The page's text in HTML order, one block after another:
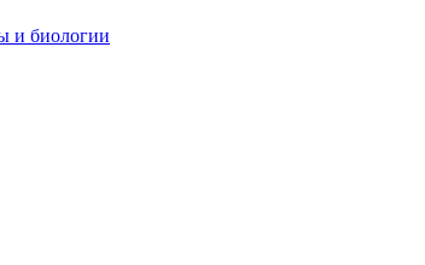
и биологии